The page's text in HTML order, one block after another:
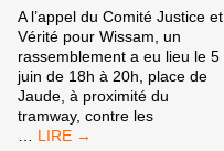
A l’appel du Comité Justice et
Vérité pour Wissam, un
rassemblement a eu lieu le 5
juin de 18h à 20h, place de
Jaude, à proximité du
tramway, contre les
BDS